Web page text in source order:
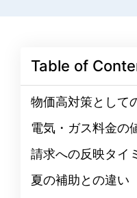
Table of
物価高対策として
電気・ガス料金の
請求への反映タイ
夏の補助との違い